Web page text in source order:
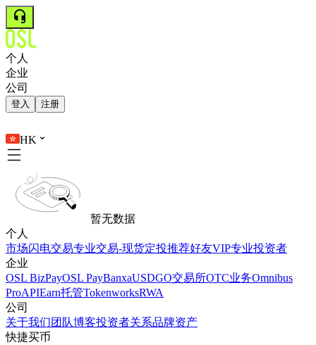
个人
企业
公司
登入 注册
HK
暂无数据
个人
市场闪电交易专业交易-现货定投推荐好友VIP专业投资者
企业
OSL BizPayOSL PayBanxaUSDGO交易所OTC业务Omnibus
ProAPIEarn托管TokenworksRWA
公司
关于我们团队博客投资者关系品牌资产
快捷买币